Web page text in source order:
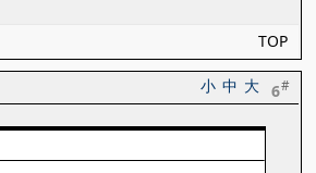
TOP
6#
大
中
小